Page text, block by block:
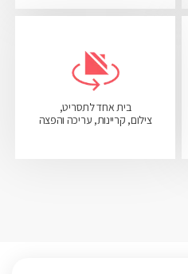
בית אחד לתסריט,
צילום, קריינות, עריכה והפצה